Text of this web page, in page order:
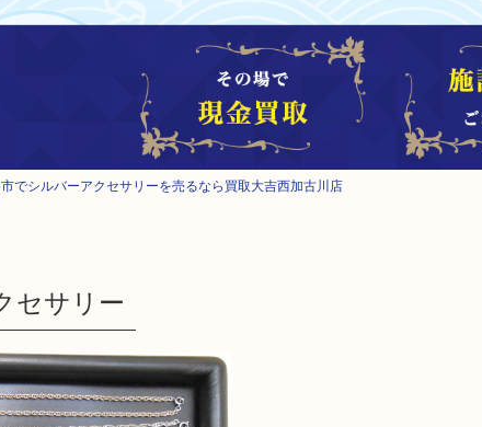
でシルバーアクセサリーを売るなら買取大吉西加古川店
セサリー